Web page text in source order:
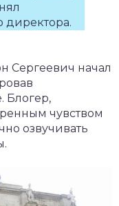
директора.
Сергеевич начал
Блогер,
чувством
озвучивать